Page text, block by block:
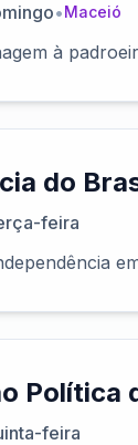
•Maceió
à
do
feira
Política
feira